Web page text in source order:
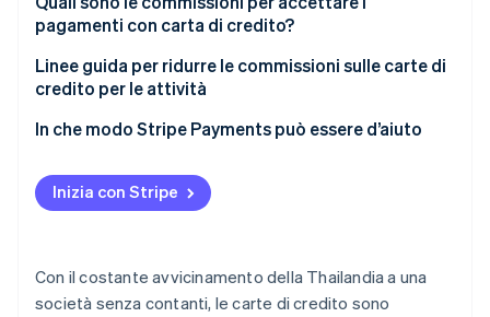
Verifica online dell'identità
Stripe Sessions 2026
Guarda ora
pagamenti con carta di credito?
Linee guida per ridurre le commissioni sulle carte di
credito per le attività
Esplora le opzioni e negozia
Scegli il modello di commissione di servizi
appropriato
Incoraggia i clienti a utilizzare altri metodi di
pagamento
In che modo Stripe Payments può essere d’aiuto
Inizia con Stripe
Con il costante avvicinamento della Thailandia a una
società senza contanti, le carte di credito sono